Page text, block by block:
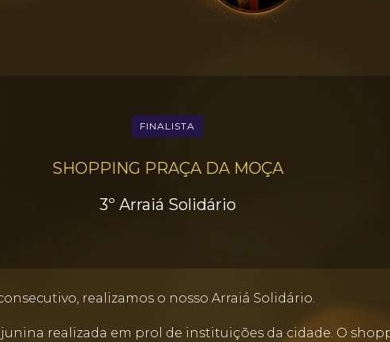
FINALISTA
SHOPPING PRAÇA DA MOÇA
3º Arraiá Solidário
realizamos o nosso Arraiá Solidário.
realizada em prol de instituições da cidade. O